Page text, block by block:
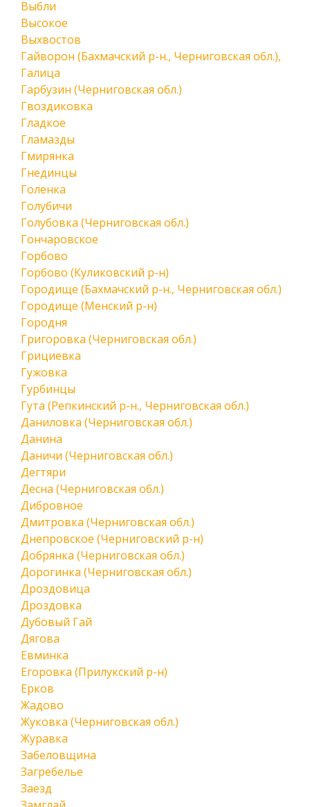
Выбли
Высокое
Выхвостов
Гайворон (Бахмачский р-н., Черниговская обл.),
Галица
Гарбузин (Черниговская обл.)
Гвоздиковка
Гладкое
Гламазды
Гмирянка
Гнединцы
Голенка
Голубичи
Голубовка (Черниговская обл.)
Гончаровское
Горбово
Горбово (Куликовский р-н)
Городище (Бахмачский р-н., Черниговская обл.)
Городище (Менский р-н)
Городня
Григоровка (Черниговская обл.)
Грициевка
Гужовка
Гурбинцы
Гута (Репкинский р-н., Черниговская обл.)
Даниловка (Черниговская обл.)
Данина
Даничи (Черниговская обл.)
Дегтяри
Десна (Черниговская обл.)
Дибровное
Дмитровка (Черниговская обл.)
Днепровское (Черниговский р-н)
Добрянка (Черниговская обл.)
Дорогинка (Черниговская обл.)
Дроздовица
Дроздовка
Дубовый Гай
Дягова
Евминка
Егоровка (Прилукский р-н)
Ерков
Жадово
Жуковка (Черниговская обл.)
Журавка
Забеловщина
Загребелье
Заезд